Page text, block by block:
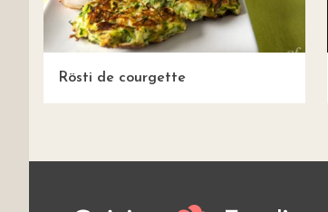
Rösti de courgette